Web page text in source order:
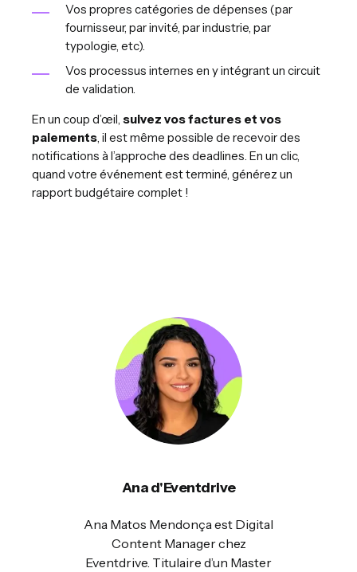
Vos propres catégories de dépenses (par
fournisseur, par invité, par industrie, par
typologie, etc).
Vos processus internes en y intégrant un circuit
de validation.
En un coup d’œil, suivez vos factures et vos
paiements , il est même possible de recevoir des
notifications à l’approche des deadlines. En un clic,
quand votre événement est terminé, générez un
rapport budgétaire complet !
Ana d'Eventdrive
Ana Matos Mendonça est Digital
Content Manager chez
Eventdrive. Titulaire d’un Master